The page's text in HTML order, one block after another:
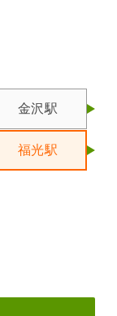
金沢駅
福光駅